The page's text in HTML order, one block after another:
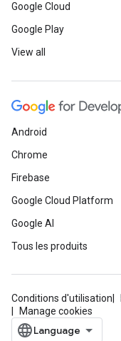
Google Cloud
Google Play
View all
Android
Chrome
Firebase
Google Cloud Platform
Google AI
Tous les produits
Conditions d'utilisation
Manage cookies